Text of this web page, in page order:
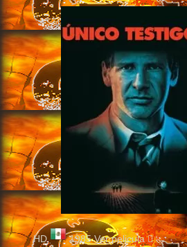
HD 1985 Ver pelicula